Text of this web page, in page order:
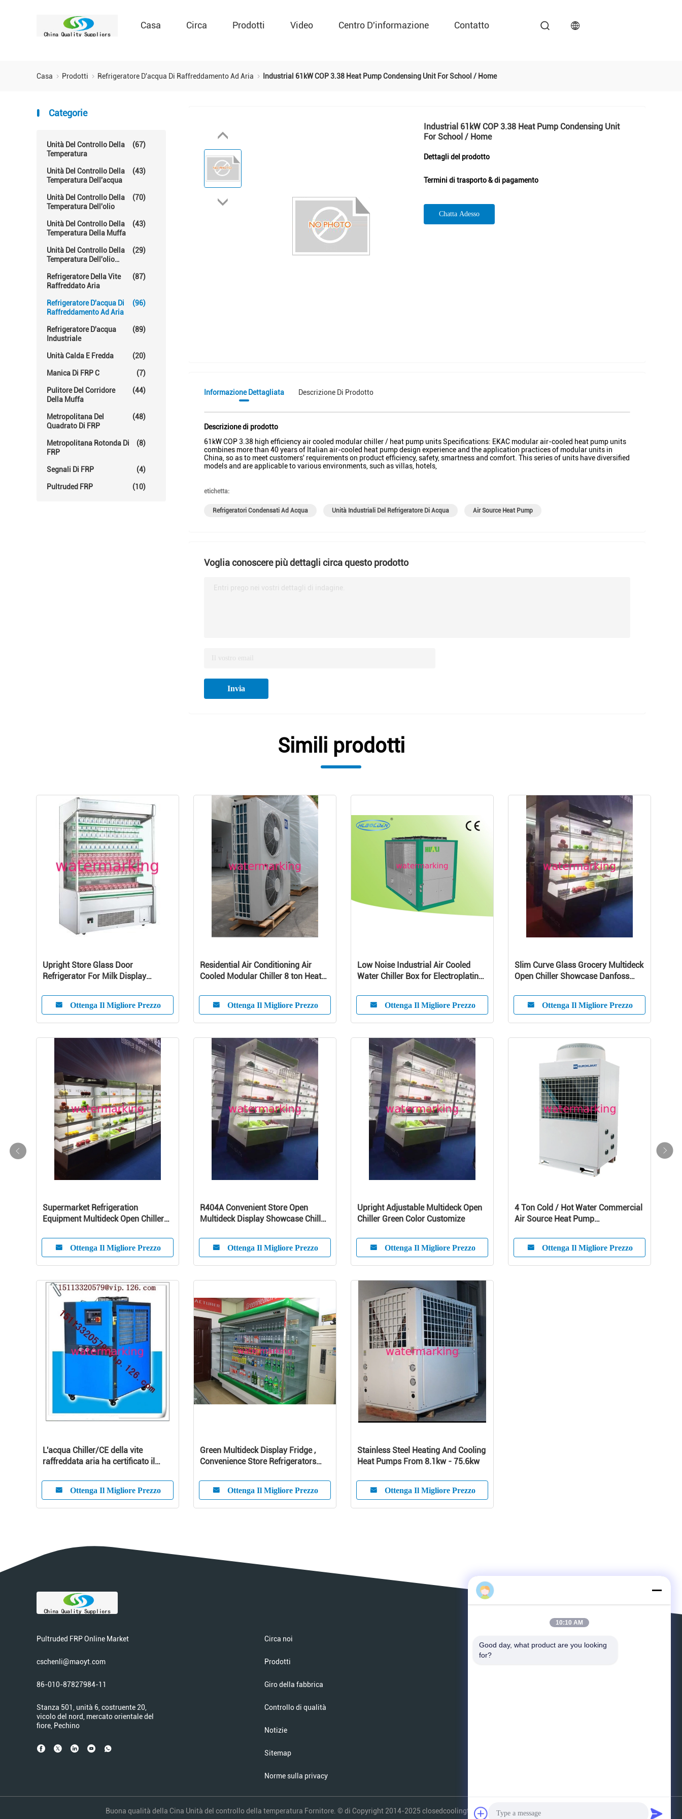
Casa Circa Prodotti Video Centro D'informazione Contatto
Casa Prodotti Refrigeratore D'acqua Di Raffreddamento Ad Aria Industrial 61kW COP 3.38 Heat Pump Condensing Unit For School / Home
Categorie
Unità Del Controllo Della
Temperatura
(67)
Unità Del Controllo Della
Temperatura Dell'acqua
(43)
Unità Del Controllo Della
Temperatura Dell'olio
(70)
Unità Del Controllo Della
Temperatura Della Muffa
(43)
Unità Del Controllo Della
Temperatura Dell'olio
(29)
Refrigeratore Della Vite
Raffreddato Aria
(87)
Refrigeratore D'acqua Di
Raffreddamento Ad Aria
(96)
Refrigeratore D'acqua
Industriale
(89)
Unità Calda E Fredda (20)
Manica Di FRP C (7)
Pulitore Del Corridore
Della Muffa
(44)
Metropolitana Del
Quadrato Di FRP
(48)
Metropolitana Rotonda Di
FRP
(8)
Segnali Di FRP (4)
Pultruded FRP (10)
Industrial 61kW COP 3.38 Heat Pump Condensing Unit
For School / Home
Dettagli del prodotto
Termini di trasporto & di pagamento
Chatta Adesso
Informazione Dettagliata Descrizione Di Prodotto
Descrizione di prodotto
61kW COP 3.38 high efficiency air cooled modular chiller / heat pump units Specifications: EKAC modular air-cooled heat pump units
combines more than 40 years of Italian air-cooled heat pump design experience and the application practices of modular units in
China, so as to meet customers' requirements on product efficiency, safety, smartness and comfort. This series of units have diversified
models and are applicable to various environments, such as villas, hotels,
etichetta:
Refrigeratori Condensati Ad Acqua Unità Industriali Del Refrigeratore Di Acqua Air Source Heat Pump
Voglia conoscere più dettagli circa questo prodotto
Entri prego nei vostri dettagli di indagine.
Invia
Simili prodotti
Upright Store Glass Door
Refrigerator For Milk Display
Ottenga Il Migliore Prezzo
Residential Air Conditioning Air
Cooled Modular Chiller 8 ton Heat
Ottenga Il Migliore Prezzo
Low Noise Industrial Air Cooled
Water Chiller Box for Electroplating ,
Ottenga Il Migliore Prezzo
Slim Curve Glass Grocery Multideck
Open Chiller Showcase Danfoss
Ottenga Il Migliore Prezzo
Supermarket Refrigeration
Equipment Multideck Open Chiller
Ottenga Il Migliore Prezzo
R404A Convenient Store Open
Multideck Display Showcase Chiller
Ottenga Il Migliore Prezzo
Upright Adjustable Multideck Open
Chiller Green Color Customize
Ottenga Il Migliore Prezzo
4 Ton Cold / Hot Water Commercial
Air Source Heat Pump
Ottenga Il Migliore Prezzo
L'acqua Chiller/CE della vite
raffreddata aria ha certificato il
aria
Ottenga Il Migliore Prezzo
Green Multideck Display Fridge ,
Convenience Store Refrigerators
Ottenga Il Migliore Prezzo
Stainless Steel Heating And Cooling
Heat Pumps From 8.1kw - 75.6kw
Ottenga Il Migliore Prezzo
Pultruded FRP Online Market
cschenli@maoyt.com
86-010-87827984-11
Stanza 501, unità 6, costruente 20,
vicolo del nord, mercato orientale del
fiore, Pechino
Circa noi
Prodotti
Giro della fabbrica
Controllo di qualità
Notizie
Sitemap
Norme sulla privacy
Buona qualità della Cina Unità del controllo della temperatura Fornitore. © di Copyright 2014-2025 closedcoolingtowers.com . Tutti i diritti riservati.
10:10 AM
Good day, what product are you looking
for?